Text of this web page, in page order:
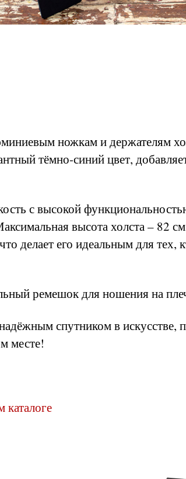
ножкам и держателям
тёмно-синий цвет,
с высокой
высота холста – 82
делает его идеальным для тех,
ремешок для ношения на
спутником в искусстве,
месте!